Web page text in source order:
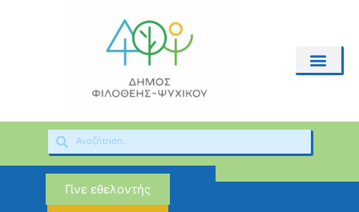
Γίνε εθελοντής